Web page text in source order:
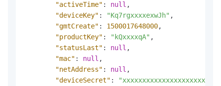
"activeTime" : null ,
"deviceKey" : "Kq7rgxxxxexwJh" ,
"gmtCreate" : 1500017648000,
"productKey" : "kQxxxxqA" ,
"statusLast" : null ,
"mac" : null ,
"netAddress" : null ,
"deviceSecret" : "xxxxxxxxxxxxxxxxxxxxx"